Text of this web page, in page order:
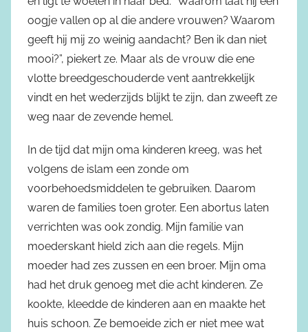
oogje vallen op al die andere vrouwen? Waarom
geeft hij mij zo weinig aandacht? Ben ik dan niet
mooi?”, piekert ze. Maar als de vrouw die ene
vlotte breedgeschouderde vent aantrekkelijk
vindt en het wederzijds blijkt te zijn, dan zweeft ze
weg naar de zevende hemel.
In de tijd dat mijn oma kinderen kreeg, was het
volgens de islam een zonde om
voorbehoedsmiddelen te gebruiken. Daarom
waren de families toen groter. Een abortus laten
verrichten was ook zondig. Mijn familie van
moederskant hield zich aan die regels. Mijn
moeder had zes zussen en een broer. Mijn oma
had het druk genoeg met die acht kinderen. Ze
kookte, kleedde de kinderen aan en maakte het
huis schoon. Ze bemoeide zich er niet mee wat